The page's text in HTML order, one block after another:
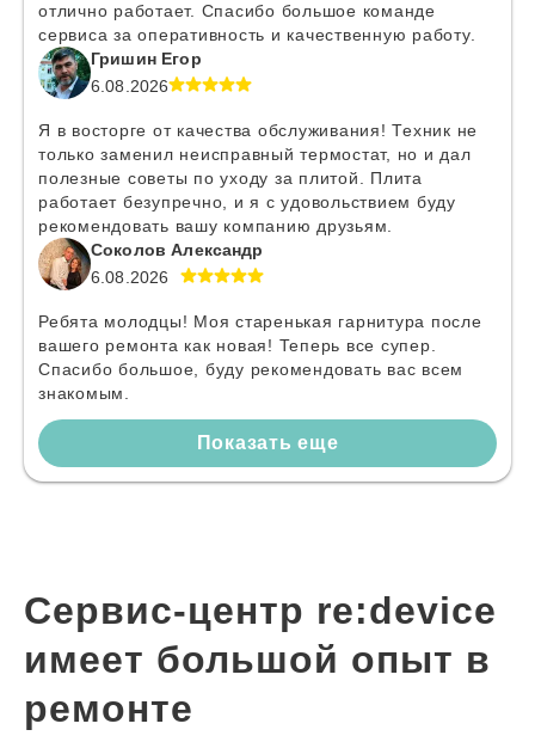
отлично работает. Спасибо большое команде
сервиса за оперативность и качественную работу.
Гришин Егор
6.08.2026
Я в восторге от качества обслуживания! Техник не
только заменил неисправный термостат, но и дал
полезные советы по уходу за плитой. Плита
работает безупречно, и я с удовольствием буду
рекомендовать вашу компанию друзьям.
Соколов Александр
6.08.2026
Ребята молодцы! Моя старенькая гарнитура после
вашего ремонта как новая! Теперь все супер.
Спасибо большое, буду рекомендовать вас всем
знакомым.
Показать еще
Сервис-центр re:device
имеет большой опыт в
ремонте